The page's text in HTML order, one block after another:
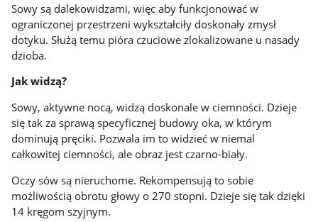
Sowy są dalekowidzami, więc aby funkcjonować w
ograniczonej przestrzeni wykształciły doskonały zmysł
dotyku. Służą temu pióra czuciowe zlokalizowane u nasady
dzioba.
Jak widzą?
Sowy, aktywne nocą, widzą doskonale w ciemności. Dzieje
się tak za sprawą specyficznej budowy oka, w którym
dominują pręciki. Pozwala im to widzieć w niemal
całkowitej ciemności, ale obraz jest czarno-biały.
Oczy sów są nieruchome. Rekompensują to sobie
możliwością obrotu głowy o 270 stopni. Dzieje się tak dzięki
14 kręgom szyjnym.